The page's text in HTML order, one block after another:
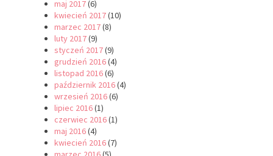
maj 2017(6)
kwiecień 2017(10)
marzec 2017(8)
luty 2017(9)
styczeń 2017(9)
grudzień 2016(4)
listopad 2016(6)
październik 2016(4)
wrzesień 2016(6)
lipiec 2016(1)
czerwiec 2016(1)
maj 2016(4)
kwiecień 2016(7)